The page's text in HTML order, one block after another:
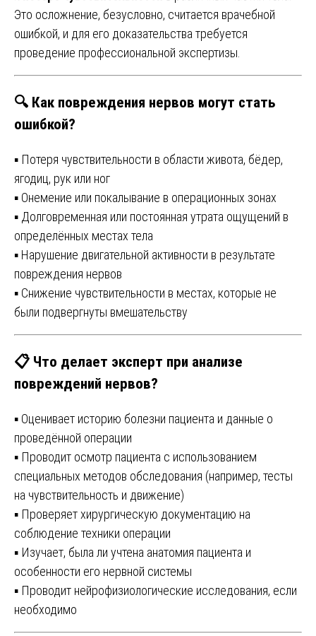
Это осложнение, безусловно, считается врачебной
ошибкой, и для его доказательства требуется
проведение профессиональной экспертизы.
🔍 Как повреждения нервов могут стать
ошибкой?
▪️ Потеря чувствительности в области живота, бёдер,
ягодиц, рук или ног
▪️ Онемение или покалывание в операционных зонах
▪️ Долговременная или постоянная утрата ощущений в
определённых местах тела
▪️ Нарушение двигательной активности в результате
повреждения нервов
▪️ Снижение чувствительности в местах, которые не
были подвергнуты вмешательству
📋 Что делает эксперт при анализе
повреждений нервов?
▪️ Оценивает историю болезни пациента и данные о
проведённой операции
▪️ Проводит осмотр пациента с использованием
специальных методов обследования (например, тесты
на чувствительность и движение)
▪️ Проверяет хирургическую документацию на
соблюдение техники операции
▪️ Изучает, была ли учтена анатомия пациента и
особенности его нервной системы
▪️ Проводит нейрофизиологические исследования, если
необходимо